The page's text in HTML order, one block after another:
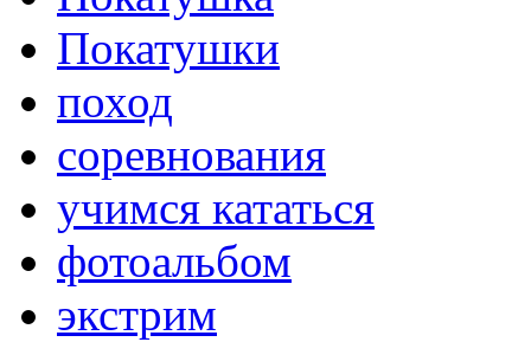
Покатушки
поход
соревнования
учимся кататься
фотоальбом
экстрим